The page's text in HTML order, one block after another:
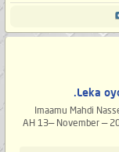
Leka
Imaamu Mahdi
AH 13— November —